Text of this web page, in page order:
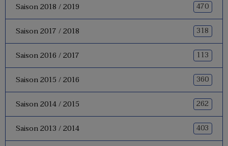
Saison 2018 / 2019 470
Saison 2017 / 2018 318
Saison 2016 / 2017 113
Saison 2015 / 2016 360
Saison 2014 / 2015 262
Saison 2013 / 2014 403